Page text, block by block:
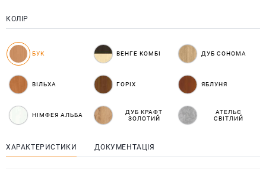
КОЛІР
БУК ВЕНГЕ КОМБІ ДУБ СОНОМА
ВІЛЬХА ГОРІХ ЯБЛУНЯ
НІМФЕЯ АЛЬБА
ДУБ КРАФТ
ЗОЛОТИЙ
АТЕЛЬЄ
СВІТЛИЙ
ХАРАКТЕРИСТИКИ ДОКУМЕНТАЦІЯ